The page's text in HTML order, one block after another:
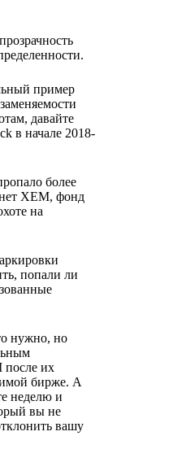
пример
давайте
в начале 2018-
более
XEM, фонд
на
попали ли
нужно, но
после их
бирже. А
неделю и
вы не
вашу